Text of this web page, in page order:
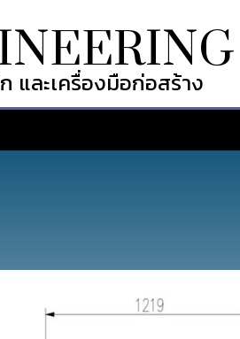
และเครื่องมือก่อสร้าง